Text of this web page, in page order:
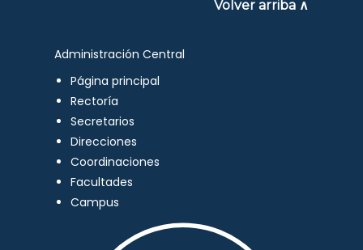
Volver arriba ∧
Administración Central
Página principal
Rectoría
Secretarios
Direcciones
Coordinaciones
Facultades
Campus